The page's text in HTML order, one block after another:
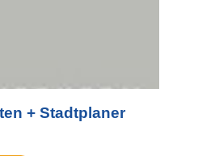
+ Stadtplaner